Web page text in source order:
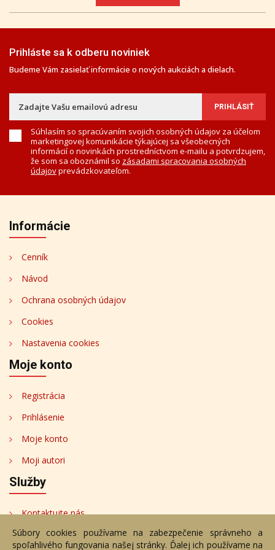
Prihláste sa k odberu noviniek
Budeme Vám zasielať informácie o nových aukciách a dielach.
Súhlasím so spracúvaním svojich osobných údajov za účelom
marketingovej komunikácie týkajúcej sa všeobecných
informácií o novinkách prostredníctvom e-mailu a potvrdzujem,
že som sa oboznámil so zásadami spracovania osobných
údajovprevádzkovateľom.
Informácie
Cenník
Návod
Ochrana osobných údajov
Cookies
Nastavenia cookies
Moje konto
Registrácia
Prihlásenie
Moje konto
Moji autori
Služby
Kontaktujte nás
Bezplatné poradenstvo
Súbory cookies používame na zabezpečenie správneho a
spoľahlivého fungovania našej stránky. Ďalej ich používame na